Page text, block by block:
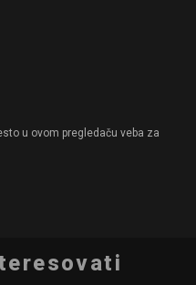
u ovom pregledaču veba za